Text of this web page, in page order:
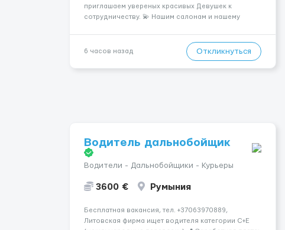
приглашаем увереных красивых Девушек к
сотрудничеству. 💫 Нашим салонам и нашему
заработная плата 💚Мы гарантируем Наличие
6 часов назад Откликнуться
Водитель дальнобойщик
Водители - Дальнобойщики - Курьеры
3600 € Румыния
Бесплатная вакансия, тел. +37063970889,
Литовская фирма ищет водителя категории C+E